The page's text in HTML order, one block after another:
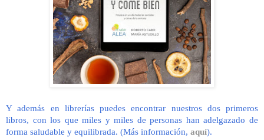
Y además en librerías puedes encontrar nuestros dos primeros
libros, con los que miles y miles de personas han adelgazado de
forma saludable y equilibrada. (Más información, aquí).